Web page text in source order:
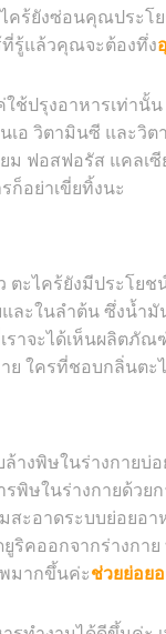
ร้ยังซ่อนคุณประโ
รู้แล้วคุณจะต้องทึ่ง
งอาหารเท่านั้น
อ วิตามินซี และวิ
ม ฟอสฟอรัส แคลเ
ก็อย่าเขี่ยทิ้งนะ
คร้ยังมีประโยชน์
ละในลำต้น ซึ่งน้ำ
เราจะได้เห็นผลิต
ย ใครที่ชอบกลิ่นตะ
ในร่างกายบ่อย
พิษในร่างกายด้วย
ะอาดระบบย่อยอา
ริคออกจากร่างกา
มากขึ้นค่ะช่วยย่อย